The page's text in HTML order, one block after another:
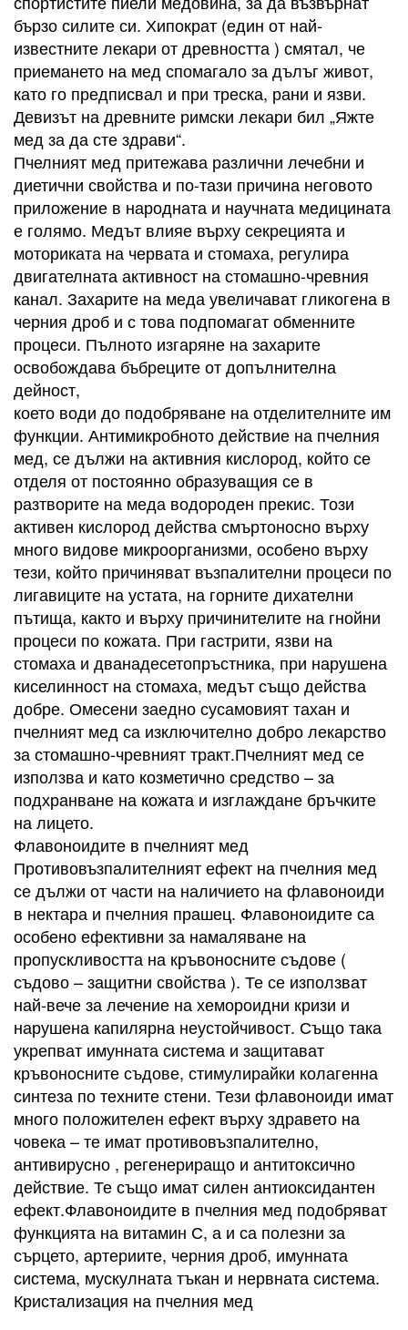
бързо силите си. Хипократ (един от най-
известните лекари от древността ) смятал, че
приемането на мед спомагало за дълъг живот,
като го предписвал и при треска, рани и язви.
Девизът на древните римски лекари бил „Яжте
мед за да сте здрави“.
Пчелният мед притежава различни лечебни и
диетични свойства и по-тази причина неговото
приложение в народната и научната медицината
е голямо. Медът влияе върху секрецията и
моториката на червата и стомаха, регулира
двигателната активност на стомашно-чревния
канал. Захарите на меда увеличават гликогена в
черния дроб и с това подпомагат обменните
процеси. Пълното изгаряне на захарите
освобождава бъбреците от допълнителна
дейност,
което води до подобряване на отделителните им
функции. Антимикробното действие на пчелния
мед, се дължи на активния кислород, който се
отделя от постоянно образуващия се в
разтворите на меда водороден прекис. Този
активен кислород действа смъртоносно върху
много видове микроорганизми, особено върху
тези, който причиняват възпалителни процеси по
лигавиците на устата, на горните дихателни
пътища, както и върху причинителите на гнойни
процеси по кожата. При гастрити, язви на
стомаха и дванадесетопръстника, при нарушена
киселинност на стомаха, медът също действа
добре. Омесени заедно сусамовият тахан и
пчелният мед са изключително добро лекарство
за стомашно-чревният тракт.Пчелният мед се
използва и като козметично средство – за
подхранване на кожата и изглаждане бръчките
на лицето.
Флавоноидите в пчелният мед
Противовъзпалителният ефект на пчелния мед
се дължи от части на наличието на флавоноиди
в нектара и пчелния прашец. Флавоноидите са
особено ефективни за намаляване на
пропускливостта на кръвоносните съдове (
съдово – защитни свойства ). Те се използват
най-вече за лечение на хемороидни кризи и
нарушена капилярна неустойчивост. Също така
укрепват имунната система и защитават
кръвоносните съдове, стимулирайки колагенна
синтеза по техните стени. Тези флавоноиди имат
много положителен ефект върху здравето на
човека – те имат противовъзпалително,
антивирусно , регенериращо и антитоксично
действие. Те също имат силен антиоксидантен
ефект.Флавоноидите в пчелния мед подобряват
функцията на витамин С, а и са полезни за
сърцето, артериите, черния дроб, имунната
система, мускулната тъкан и нервната система.
Кристализация на пчелния мед